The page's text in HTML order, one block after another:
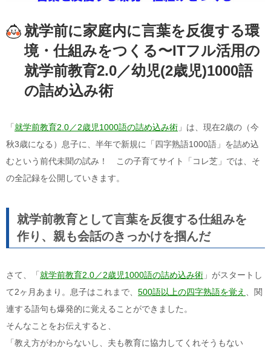
就学前に家庭内に言葉を反復する環
境・仕組みをつくる〜ITフル活用の
就学前教育2.0／幼児(2歳児)1000語
の詰め込み術
「 就学前教育2.0／2歳児1000語の詰め込み術 」は、現在2歳の（今
秋3歳になる）息子に、半年で新規に「四字熟語1000語」を詰め込
むという前代未聞の試み！ この子育てサイト「コレ芝」では、そ
の全記録を公開していきます。
就学前教育として言葉を反復する仕組みを
作り、親も会話のきっかけを掴んだ
さて、「 就学前教育2.0／2歳児1000語の詰め込み術 」がスタートし
て2ヶ月あまり。息子はこれまで、 500語以上の四字熟語を覚え
、関
連する語句も爆発的に覚えることができました。
そんなことをお伝えすると、
「教え方がわからないし、夫も教育に協力してくれそうもない